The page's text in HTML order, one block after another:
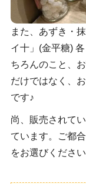
また、あずき・
イ十」(金平糖)
ちろんのこと、
だけではなく、
です♪
尚、販売されて
ています。ご都
をお選びください